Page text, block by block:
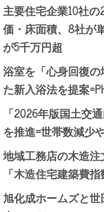
主要住宅企業10社
価・床面積、8社が
が5千万円超
浴室を「心身回復
た新入浴法を提案
「2026年版国土交
を推進=世帯数減少
地域工務店の木造注
「木造住宅建築費
旭化成ホームズと